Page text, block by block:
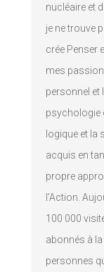
nucléaire et
je ne trouve
crée Penser
mes
personnel et
psychologie
logique et la
acquis en
propre
l’Action.
100 000
abonnés à
personnes